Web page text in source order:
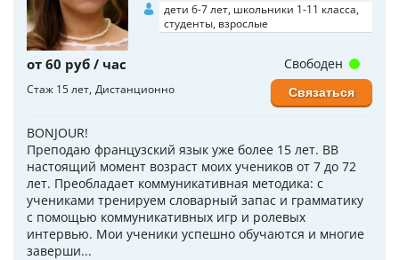
дети 6-7 лет, школьники 1-11 класса,
студенты, взрослые
от 60 руб / час
Стаж 15 лет Дистанционно
BONJOUR!
Преподаю французский язык уже более 15 лет. ВВ
настоящий момент возраст моих учеников от 7 до 72
лет. Преобладает коммуникативная методика: с
учениками тренируем словарный запас и грамматику
с помощью коммуникативных игр и ролевых
интервью. Мои ученики успешно обучаются и многие
заверши...
Свободен
Связаться